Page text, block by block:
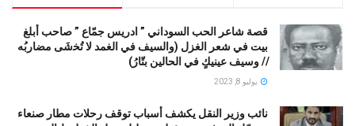
قصة شاعر الحب السوداني ” ادريس جمّاع ” صاحب أبلغ
بيت في شعر الغزل (وﺍﻟﺴﻴﻒ ﻓﻲ الغمد ﻻ ﺗُﺨشَى مضاربُه
// ﻭﺳﻴﻒ ﻋﻴﻨﻴﻚٍ ﻓﻲ ﺍﻟﺤﺎﻟﻴﻦ ﺑﺘّﺎﺭُ)
يوليو 8, 2023
نائب وزير النقل يكشف أسباب توقف رحلات مطار صنعاء